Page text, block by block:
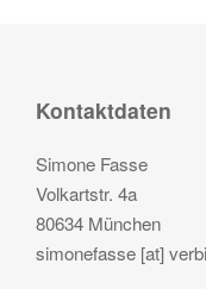
Kontaktdaten
Simone Fasse
Volkartstr. 4a
80634 München
simonefasse [at]